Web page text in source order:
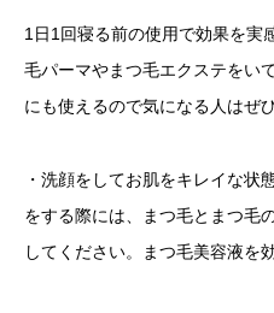
1日1回寝る前の使用で効果を実
毛パーマやまつ毛エクステをい
にも使えるので気になる人はぜひ
・洗顔をしてお肌をキレイな状
をする際には、まつ毛とまつ毛
してください。まつ毛美容液を